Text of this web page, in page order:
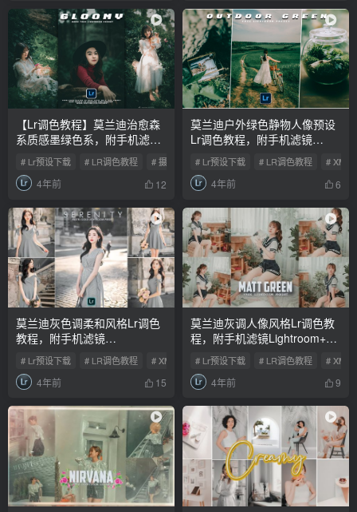
【Lr调色教程】莫兰迪治愈森
系质感墨绿色系，附手机滤镜
Lightroom+PS预设下载！
# Lr预设下载 # LR调色教程 # 摄影后期
4年前 12
莫兰迪户外绿色静物人像预设
Lr调色教程，附手机滤镜
Lightroom+PS预设下载！
# Lr预设下载 # LR调色教程 # XMP
4年前 6
莫兰迪灰色调柔和风格Lr调色
教程，附手机滤镜
Lightroom+PS预设下载！
# Lr预设下载 # LR调色教程 # XMP预设
4年前 15
莫兰迪灰调人像风格Lr调色教
程，附手机滤镜Lightroom+Ps
预设下载！
# Lr预设下载 # LR调色教程 # XMP
4年前 9